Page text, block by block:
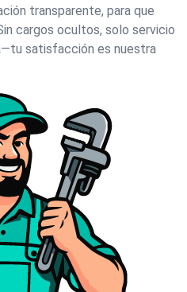
transparente, para que
cargos ocultos, solo servicio
satisfacción es nuestra